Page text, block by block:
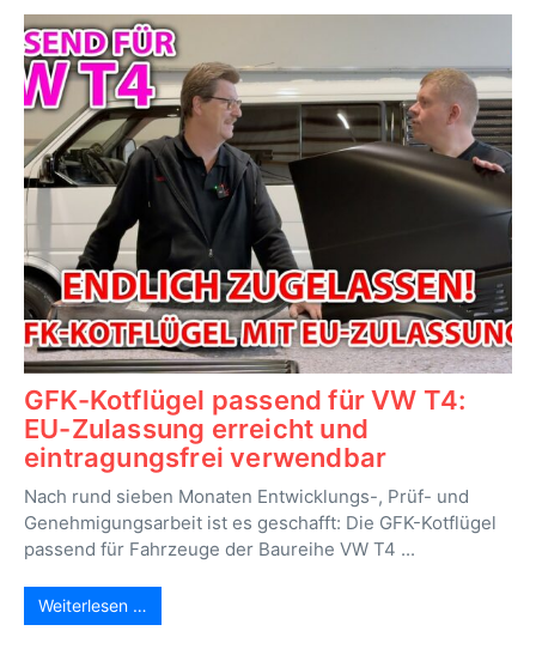
GFK-Kotflügel passend für VW T4:
EU-Zulassung erreicht und
eintragungsfrei verwendbar
Nach rund sieben Monaten Entwicklungs-, Prüf- und
Genehmigungsarbeit ist es geschafft: Die GFK-Kotflügel
passend für Fahrzeuge der Baureihe VW T4 ...
Weiterlesen …